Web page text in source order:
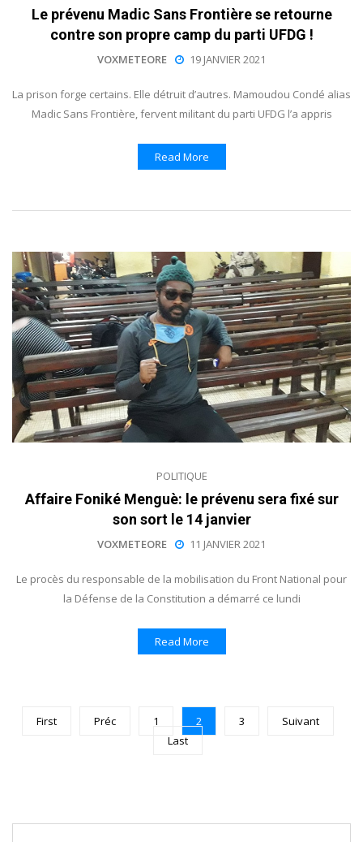
Le prévenu Madic Sans Frontière se retourne
contre son propre camp du parti UFDG !
VOXMETEORE 19 JANVIER 2021
La prison forge certains. Elle détruit d’autres. Mamoudou Condé alias
Madic Sans Frontière, fervent militant du parti UFDG l’a appris
Read More
POLITIQUE
Affaire Foniké Menguè: le prévenu sera fixé sur
son sort le 14 janvier
VOXMETEORE 11 JANVIER 2021
Le procès du responsable de la mobilisation du Front National pour
la Défense de la Constitution a démarré ce lundi
Read More
First Préc 1 2 3
Suivant
Last